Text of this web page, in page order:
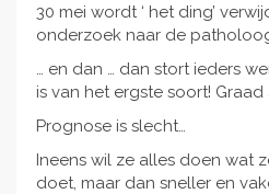
30 mei wordt ‘ het ding’
onderzoek naar de
… en dan … dan stort ieders
is van het ergste soort!
Prognose is slecht…
Ineens wil ze alles doen wat
doet, maar dan sneller en